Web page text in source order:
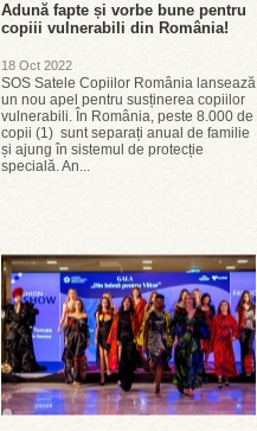
Adună fapte și vorbe bune pentru
copiii vulnerabili din România!
18 Oct 2022
SOS Satele Copiilor România lansează
un nou apel pentru susținerea copiilor
vulnerabili. În România, peste 8.000 de
copii (1) sunt separați anual de familie
și ajung în sistemul de protecție
specială. An...